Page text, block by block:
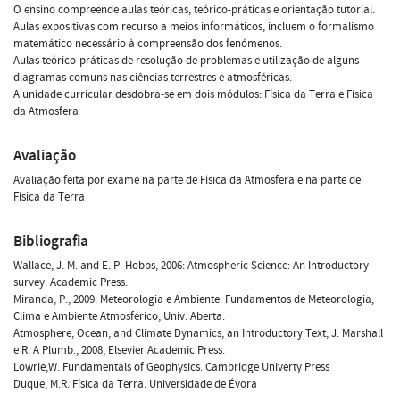
O ensino compreende aulas teóricas, teórico-práticas e orientação tutorial.
Aulas expositivas com recurso a meios informáticos, incluem o formalismo
matemático necessário à compreensão dos fenómenos.
Aulas teórico-práticas de resolução de problemas e utilização de alguns
diagramas comuns nas ciências terrestres e atmosféricas.
A unidade curricular desdobra-se em dois módulos: Física da Terra e Física
da Atmosfera
Avaliação
Avaliação feita por exame na parte de Física da Atmosfera e na parte de
Física da Terra
Bibliografia
Wallace, J. M. and E. P. Hobbs, 2006: Atmospheric Science: An Introductory
survey. Academic Press.
Miranda, P., 2009: Meteorologia e Ambiente. Fundamentos de Meteorologia,
Clima e Ambiente Atmosférico, Univ. Aberta.
Atmosphere, Ocean, and Climate Dynamics; an Introductory Text, J. Marshall
e R. A Plumb., 2008, Elsevier Academic Press.
Lowrie,W. Fundamentals of Geophysics. Cambridge Univerty Press
Duque, M.R. Física da Terra. Universidade de Évora